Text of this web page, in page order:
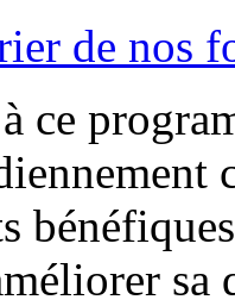
de nos
ce
sa